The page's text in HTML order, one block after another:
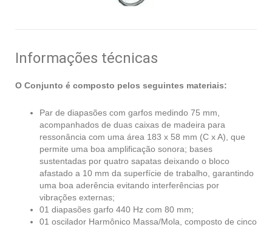
Informações técnicas
O Conjunto é composto pelos seguintes materiais:
Par de diapasões com garfos medindo 75 mm,
acompanhados de duas caixas de madeira para
ressonância com uma área 183 x 58 mm (C x A), que
permite uma boa amplificação sonora; bases
sustentadas por quatro sapatas deixando o bloco
afastado a 10 mm da superfície de trabalho, garantindo
uma boa aderência evitando interferências por
vibrações externas;
01 diapasões garfo 440 Hz com 80 mm;
01 oscilador Harmônico Massa/Mola, composto de cinco